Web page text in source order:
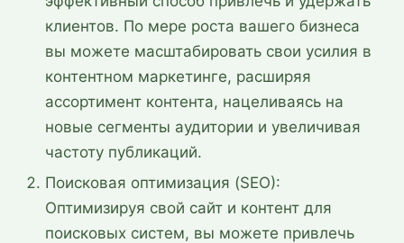
клиентов. По мере роста вашего бизнеса
вы можете масштабировать свои усилия в
контентном маркетинге, расширяя
ассортимент контента, нацеливаясь на
новые сегменты аудитории и увеличивая
частоту публикаций.
Поисковая оптимизация (SEO):
Оптимизируя свой сайт и контент для
поисковых систем, вы можете привлечь